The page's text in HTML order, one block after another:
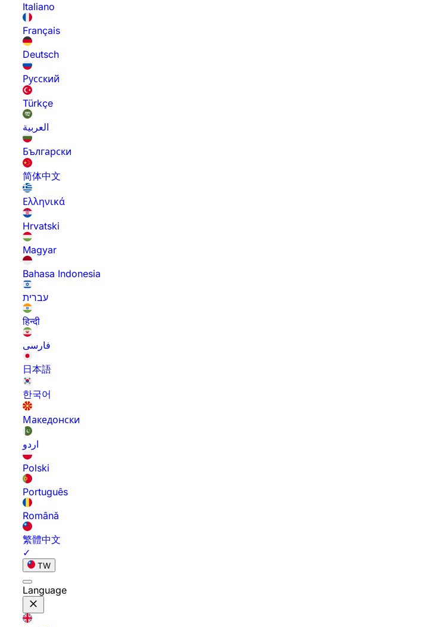
Italiano
Français
Deutsch
Русский
Türkçe
العربية
Български
简体中文
Ελληνικά
Hrvatski
Magyar
Bahasa Indonesia
עברית
हिन्दी
فارسی
日本語
한국어
Македонски
اردو
Polski
Português
Română
繁體中文
✓
TW
Language